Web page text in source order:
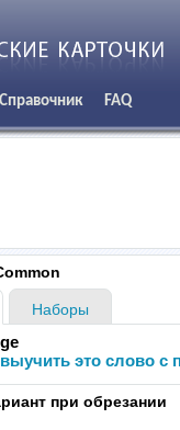
Справочник FAQ
Наборы
выучить это слово
при обрезании